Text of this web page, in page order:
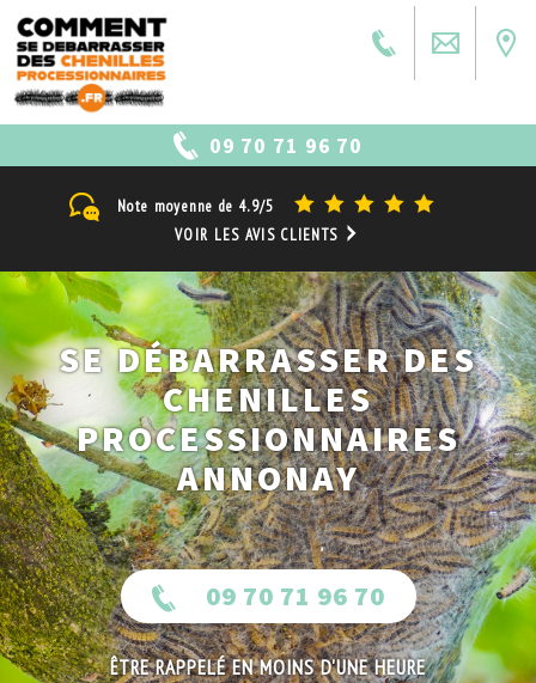
09 70 71 96 70
Note moyenne de 4.9/5
VOIR LES AVIS CLIENTS
SE DÉBARRASSER DES
CHENILLES
PROCESSIONNAIRES
ANNONAY
09 70 71 96 70
ÊTRE RAPPELÉ EN MOINS D'UNE HEURE